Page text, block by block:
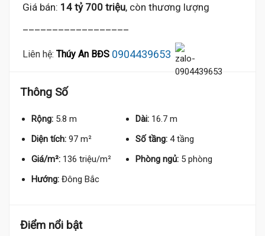
Giá bán: 14 tỷ 700 triệu, còn thương lượng
Liên hệ: Thúy An BĐS 0904439653
Thông Số
Rộng: 5.8 m Dài: 16.7 m
Diện tích: 97 m² Số tầng: 4 tầng
Giá/m²: 136 triệu/m² Phòng ngủ: 5 phòng
Hướng: Đông Bắc
Điểm nổi bật